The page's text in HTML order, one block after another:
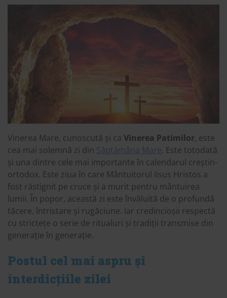
Vinerea Mare, cunoscută și ca Vinerea Patimilor, este
cea mai solemnă zi din Săptămâna Mare. Este totodată
și una dintre cele mai importante în calendarul creștin-
ortodox. Este ziua în care Mântuitorul Iisus Hristos a
fost răstignit pe cruce și a murit pentru mântuirea
lumii. În popor, această zi este învăluită de o profundă
tăcere, întristare și rugăciune. Iar credincioșii respectă
cu strictețe o serie de ritualuri și tradiții transmise din
generație în generație.
Postul cel mai aspru și
interdicțiile zilei